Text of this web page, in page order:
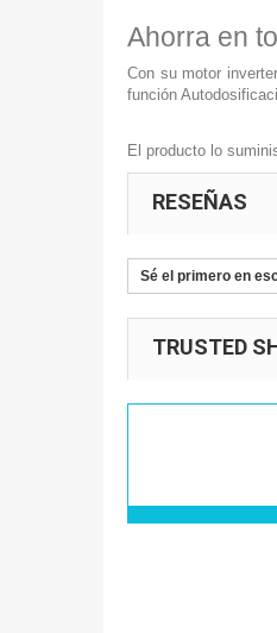
Ahorra en
Con su motor
función
El producto lo
RESEÑAS
Sé el primero en
TRUSTED